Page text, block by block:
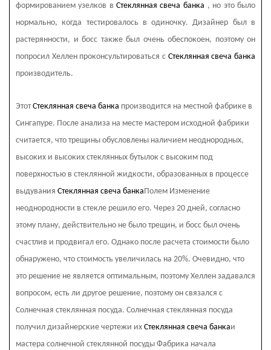
формированием узелков в Стеклянная свеча банка , но это было
нормально, когда тестировалось в одиночку. Дизайнер был в
растерянности, и босс также был очень обеспокоен, поэтому он
попросил Хеллен проконсультироваться с Стеклянная свеча банка
производитель.
ЭтотСтеклянная свеча банка производится на местной фабрике в
Сингапуре. После анализа на месте мастером исходной фабрики
считается, что трещины обусловлены наличием неоднородных,
высоких и высоких стеклянных бутылок с высоким под
поверхностью в стеклянной жидкости, образованных в процессе
выдувания Стеклянная свеча банкаПолем Изменение
неоднородности в стекле решило его. Через 20 дней, согласно
этому плану, действительно не было трещин, и босс был очень
счастлив и продвигал его. Однако после расчета стоимости было
обнаружено, что стоимость увеличилась на 20%. Очевидно, что
это решение не является оптимальным, поэтому Хеллен задавался
вопросом, есть ли другое решение, поэтому он связался с
Солнечная стеклянная посуда. Солнечная стеклянная посуда
получил дизайнерские чертежи их Стеклянная свеча банкаи
мастера солнечной стеклянной посуды Фабрика начала